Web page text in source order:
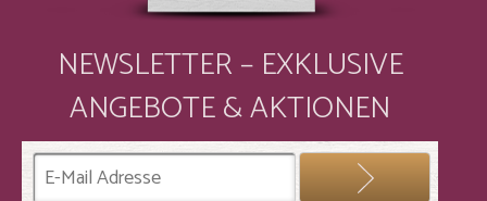
NEWSLETTER – EXKLUSIVE
ANGEBOTE & AKTIONEN